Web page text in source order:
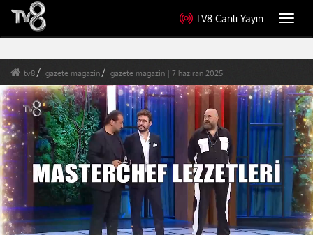
TV8 Canlı Yayın
tv8 gazete magazin gazete magazin | 7 haziran 2025